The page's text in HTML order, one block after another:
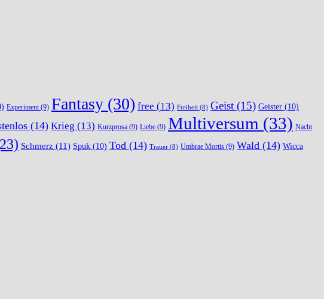
Experiment(9) Fantasy (30) free (13) Freiheit (8) Geist (15) Geister (10)
(14) Krieg (13) Kurzprosa (9) Liebe (9) Multiversum (33) Nacht
Schmerz (11) Spuk (10) Tod (14) Trauer (8) Umbrae Mortis (9) Wald (14) Wicca